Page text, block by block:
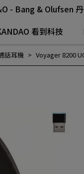
- Bang & Olufsen
看到科技
話耳機 Voyager 8200